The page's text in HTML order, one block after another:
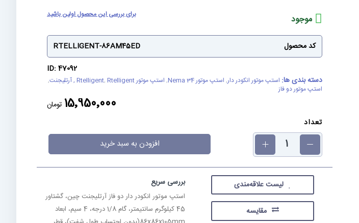
برای بررسی این محصول اولین باشید موجود
کد محصول
RTELLIGENT-86AM45ED
ID: 47092
دسته بندی ها: استپ موتور انکودر دار, استپ موتور Nema 34 , استپ موتور Rtelligent , Rtelligent , آرتلیجنت
,
استپ موتور دو فاز
15٬950٬000 تومان
تعداد
افزودن به سبد خرید
لیست علاقه‌مندی
مقایسه
بررسی سریع
استپ موتور انکودر دار دو فاز آرتلیجنت چین، گشتاور
45 کیلوگرم سانتیمتر، گام 1/8 درجه، 4 سیم، ابعاد